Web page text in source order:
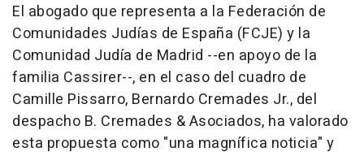
El abogado que representa a la Federación de
Comunidades Judías de España (FCJE) y la
Comunidad Judía de Madrid --en apoyo de la
familia Cassirer--, en el caso del cuadro de
Camille Pissarro, Bernardo Cremades Jr., del
despacho B. Cremades & Asociados, ha valorado
esta propuesta como "una magnífica noticia" y